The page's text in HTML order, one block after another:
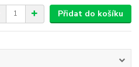
Přidat do košíku